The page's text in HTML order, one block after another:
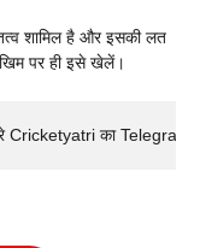
शामिल है और इसकी लत
पर ही इसे खेलें।
Cricketyatri का